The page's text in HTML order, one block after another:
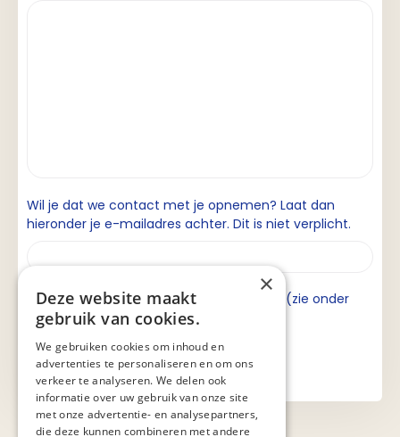
Wil je dat we contact met je opnemen? Laat dan
hieronder je e-mailadres achter. Dit is niet verplicht.
Ik ga akkoord met de privacyverklaring (zie onder
aan de pagina).
×
Deze website maakt
gebruik van cookies.
We gebruiken cookies om inhoud en
advertenties te personaliseren en om ons
verkeer te analyseren. We delen ook
informatie over uw gebruik van onze site
met onze advertentie- en analysepartners,
die deze kunnen combineren met andere